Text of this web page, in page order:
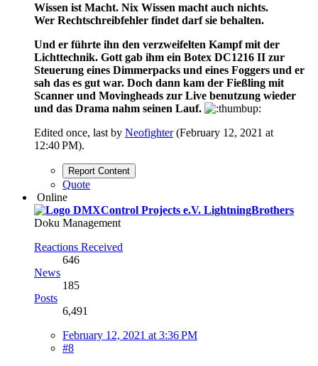
Wissen ist Macht. Nix Wissen macht auch nichts.
Wer Rechtschreibfehler findet darf sie behalten.
Und er führte ihn den verzweifelten Kampf mit der
Lichttechnik. Gott gab ihm ein Botex DC1216 II zur
Steuerung eines Dimmerpacks und eines Foggers und er
sah das es gut war. Doch dann kam der Fießling mit
Scanner und Movingheads zur Live benutzung wieder
und das Drama nahm seinen Lauf.
Edited once, last by Neofighter(February 12, 2021 at
12:40 PM).
Report Content
Quote
Online
LightningBrothers
Doku Management
Reactions Received
646
News
185
Posts
6,491
February 12, 2021 at 3:36 PM
#8